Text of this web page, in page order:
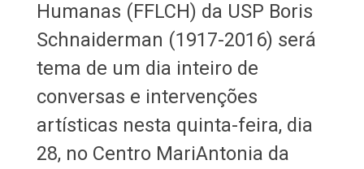
Humanas (FFLCH) da USP Boris
Schnaiderman (1917-2016) será
tema de um dia inteiro de
conversas e intervenções
artísticas nesta quinta-feira, dia
28, no Centro MariAntonia da